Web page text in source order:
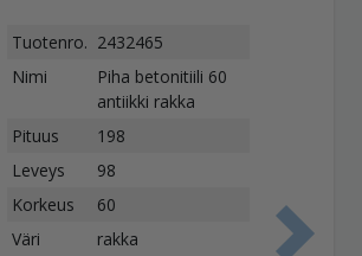
Tuotenro. 2432465
Nimi
Piha betonitiili 60
antiikki rakka
Pituus
198
Leveys
98
Korkeus
60
Väri
rakka